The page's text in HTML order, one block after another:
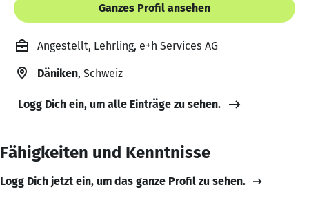
Ganzes Profil ansehen
Angestellt, Lehrling, e+h Services AG
Däniken, Schweiz
Logg Dich ein, um alle Einträge zu sehen.
Fähigkeiten und Kenntnisse
Logg Dich jetzt ein, um das ganze Profil zu sehen.